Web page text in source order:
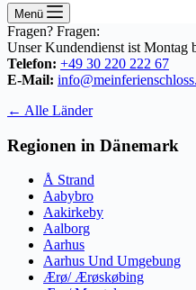
Menü
Fragen? Fragen:
Unser Kundendienst ist Montag
Telefon: +49 30 220 222 67
E-Mail:
← Alle Länder
Regionen in Dänemark
Å Strand
Aabybro
Aakirkeby
Aalborg
Aarhus
Aarhus Und Umgebung
Ærø/ Ærøskøbing